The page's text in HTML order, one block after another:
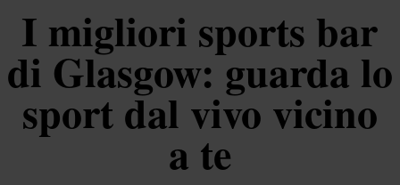
I migliori sports bar
di Glasgow: guarda lo
sport dal vivo vicino
a te